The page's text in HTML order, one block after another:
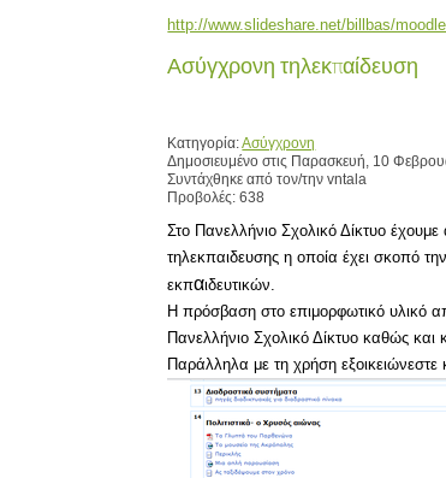
http://www.slideshare.net/billbas/
Ασύγχρονη τηλεκπαίδευση
Κατηγορία:Ασύγχρονη
Δημοσιευμένο στις Παρασκευή, 10
Συντάχθηκε από τον/την vntala
Προβολές: 638
Στο Πανελλήνιο Σχολικό Δίκτυο
τηλεκπαιδευσης η οποία έχει σκοπό
εκπαιδευτικών.
Η πρόσβαση στο επιμορφωτικό υλικό
Πανελλήνιο Σχολικό Δίκτυο καθώς
Παράλληλα με τη χρήση